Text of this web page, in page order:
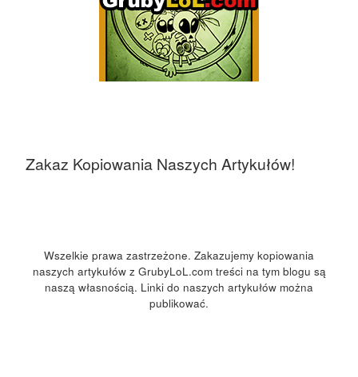
Zakaz Kopiowania Naszych Artykułów!
Wszelkie prawa zastrzeżone. Zakazujemy kopiowania
naszych artykułów z GrubyLoL.com treści na tym blogu są
naszą własnością. Linki do naszych artykułów można
publikować.